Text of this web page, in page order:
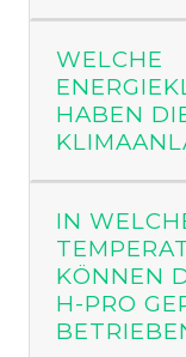
und
Kreislauf.
Diese
leiser,
mobile
Vorteile
Sehr
WELCHE
HABEN
IN
KÖNNEN
H-PRO